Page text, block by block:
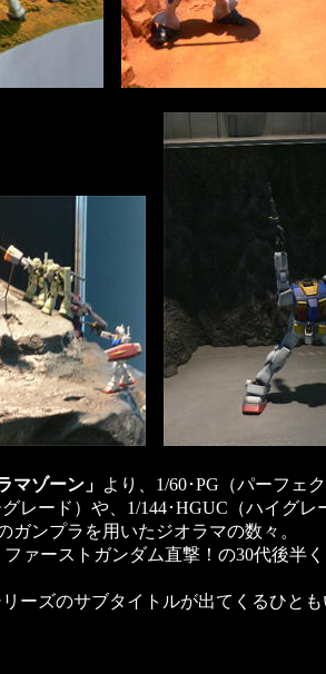
マゾーン」 より、1/60･PG（パーフェ
レード）や、1/144･HGUC（ハイグレ
ガンプラを用いたジオラマの数々。
ァーストガンダム直撃！の30代後半
ーズのサブタイトルが出てくるひと